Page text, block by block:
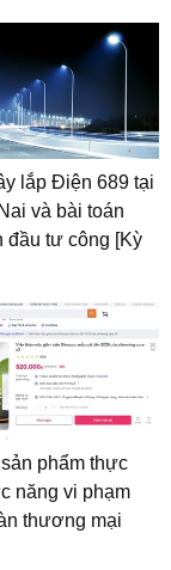
lắp Điện 689 tại
và bài toán
đầu tư công [Kỳ
phẩm thực
năng vi phạm
thương mại